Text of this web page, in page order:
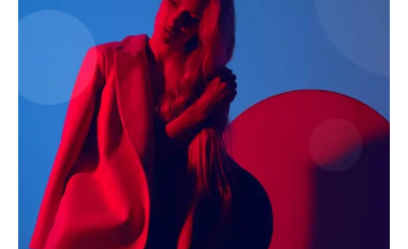
Contact Us
About Us
Privacy Policy
Terms of Use Agreement
Facebook
X WhatsApp
Share